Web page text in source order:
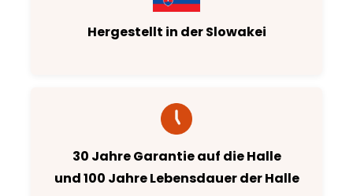
Hergestellt in der Slowakei
30 Jahre Garantie auf die Halle
und 100 Jahre Lebensdauer der Halle